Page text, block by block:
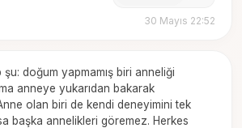
30 Mayıs 22:52
doğum yapmamış biri anneliği
anneye yukarıdan bakarak
olan biri de kendi deneyimini tek
başka annelikleri göremez. Herkes